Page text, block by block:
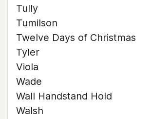
Tully
Tumilson
Twelve Days of Christmas
Tyler
Viola
Wade
Wall Handstand Hold
Walsh